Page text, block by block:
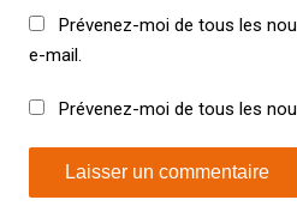
Prévenez-moi de tous les
e-mail.
Prévenez-moi de tous les